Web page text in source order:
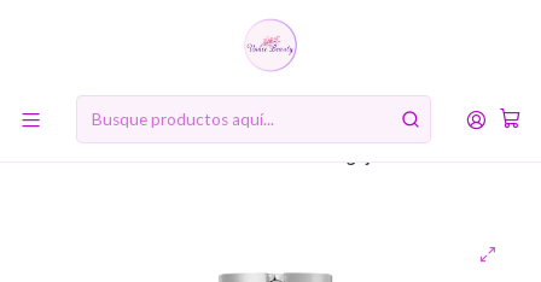
10% de descuento en tu primera compra online. Código: BIENVENIDA10
RUTINA DE BELLEZA COREANA
Cuarto Paso: Suero (Serum)
Reedle Shot 300 (VT Cosmetics) - 20 o 50ml Serum